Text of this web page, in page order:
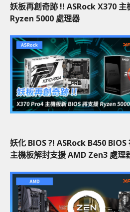
妖板再創奇跡 !! ASRock X370 主
Ryzen 5000 處理器
妖化 BIOS ?! ASRock B450
主機板解封支援 AMD Zen3 處理